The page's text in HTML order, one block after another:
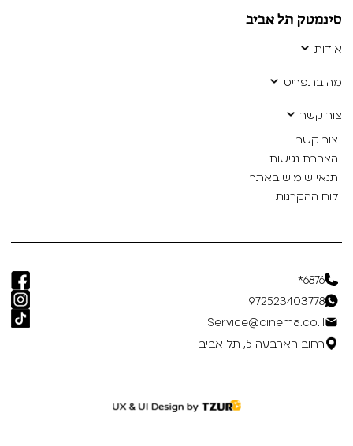
סינמטק תל אביב
אודות
מה בתפריט
צור קשר
צור קשר
הצהרת נגישות
תנאי שימוש באתר
לוח ההקרנות
6876*
972523403778
Service@cinema.co.il
רחוב הארבעה 5, תל אביב